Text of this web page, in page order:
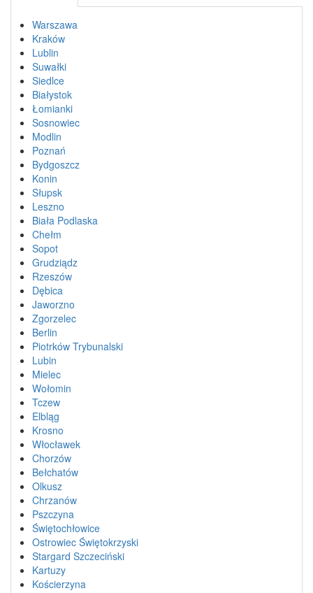
Warszawa
Kraków
Lublin
Suwałki
Siedlce
Białystok
Łomianki
Sosnowiec
Modlin
Poznań
Bydgoszcz
Konin
Słupsk
Leszno
Biała Podlaska
Chełm
Sopot
Grudziądz
Rzeszów
Dębica
Jaworzno
Zgorzelec
Berlin
Piotrków Trybunalski
Lubin
Mielec
Wołomin
Tczew
Elbląg
Krosno
Włocławek
Chorzów
Bełchatów
Olkusz
Chrzanów
Pszczyna
Świętochłowice
Ostrowiec Świętokrzyski
Stargard Szczeciński
Kartuzy
Kościerzyna